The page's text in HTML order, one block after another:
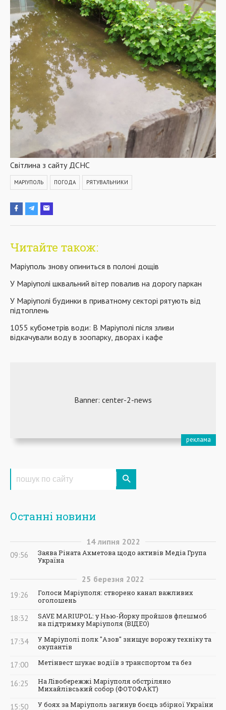
Світлина з сайту ДСНС
МАРІУПОЛЬ ПОГОДА РЯТУВАЛЬНИКИ
Читайте також:
Маріуполь знову опиниться в полоні дощів
У Маріуполі шквальний вітер повалив на дорогу паркан
У Маріуполі будинки в приватному секторі рятують від
підтоплень
1055 кубометрів води: В Маріуполі після зливи
відкачували воду в зоопарку, дворах і кафе
Останні новини
14 липня 2022
09:56
Заява Ріната Ахметова щодо активів Медіа Група
Україна
25 березня 2022
19:26
Голоси Маріуполя: створено канал важливих
оголошень
18:32
SAVE MARIUPOL: у Нью-Йорку пройшов флешмоб
на підтримку Маріуполя (ВІДЕО)
17:34
У Маріуполі полк "Азов" знищує ворожу техніку та
окупантів
17:00 Метінвест шукає водіїв з транспортом та без
16:25
На Лівобережжі Маріуполя обстріляно
Михайлівський собор (ФОТОФАКТ)
15:50
У боях за Маріуполь загинув боєць збірної України